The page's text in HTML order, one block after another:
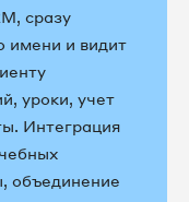
сразу
имени и видит
уроки, учет
Интеграция
объединение